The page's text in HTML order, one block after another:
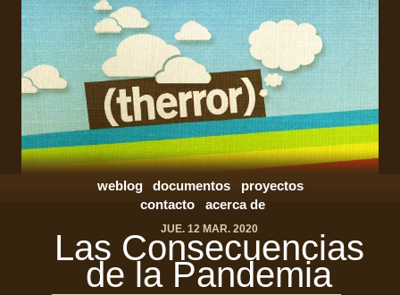
weblog documentos
proyectos
contacto
acerca de
JUE. 12 MAR. 2020
Las Consecuencias
de la Pandemia